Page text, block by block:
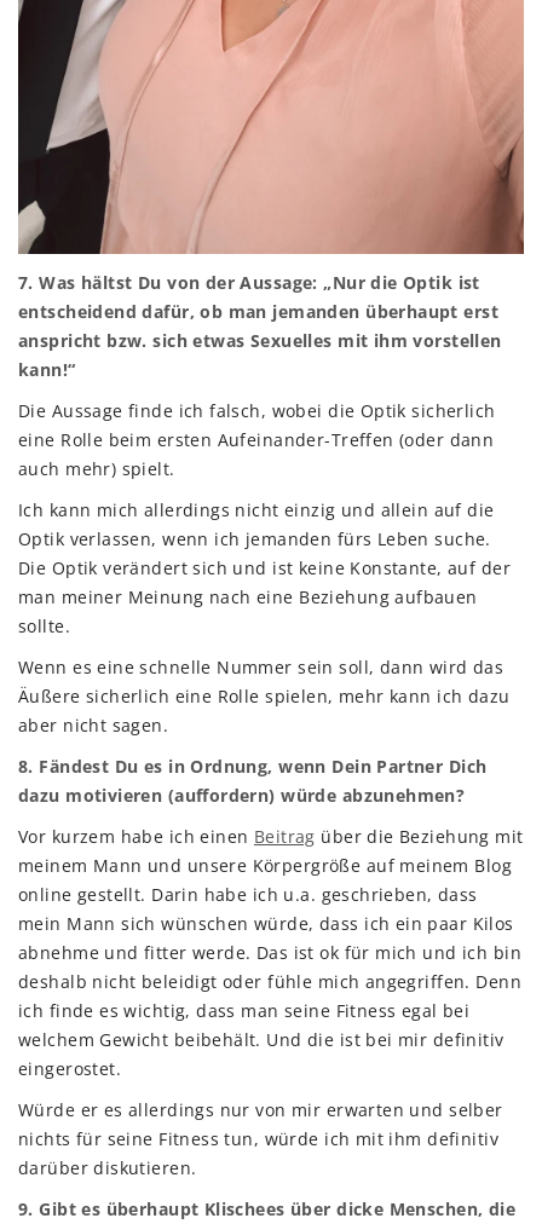
7. Was hältst Du von der Aussage: „Nur die Optik ist
entscheidend dafür, ob man jemanden überhaupt erst
anspricht bzw. sich etwas Sexuelles mit ihm vorstellen
kann!“
Die Aussage finde ich falsch, wobei die Optik sicherlich
eine Rolle beim ersten Aufeinander-Treffen (oder dann
auch mehr) spielt.
Ich kann mich allerdings nicht einzig und allein auf die
Optik verlassen, wenn ich jemanden fürs Leben suche.
Die Optik verändert sich und ist keine Konstante, auf der
man meiner Meinung nach eine Beziehung aufbauen
sollte.
Wenn es eine schnelle Nummer sein soll, dann wird das
Äußere sicherlich eine Rolle spielen, mehr kann ich dazu
aber nicht sagen.
8. Fändest Du es in Ordnung, wenn Dein Partner Dich
dazu motivieren (auffordern) würde abzunehmen?
Vor kurzem habe ich einen Beitrag über die Beziehung mit
meinem Mann und unsere Körpergröße auf meinem Blog
online gestellt. Darin habe ich u.a. geschrieben, dass
mein Mann sich wünschen würde, dass ich ein paar Kilos
abnehme und fitter werde. Das ist ok für mich und ich bin
deshalb nicht beleidigt oder fühle mich angegriffen. Denn
ich finde es wichtig, dass man seine Fitness egal bei
welchem Gewicht beibehält. Und die ist bei mir definitiv
eingerostet.
Würde er es allerdings nur von mir erwarten und selber
nichts für seine Fitness tun, würde ich mit ihm definitiv
darüber diskutieren.
9. Gibt es überhaupt Klischees über dicke Menschen, die